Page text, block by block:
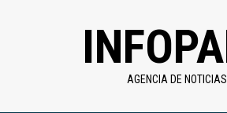
AGENCIA DE NOTICIAS